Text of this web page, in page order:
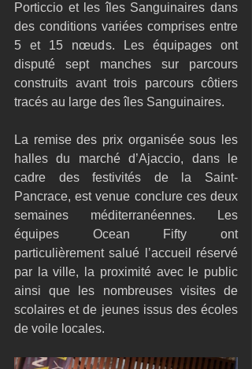
Porticcio et les îles Sanguinaires dans
des conditions variées comprises entre
5 et 15 nœuds. Les équipages ont
disputé sept manches sur parcours
construits avant trois parcours côtiers
tracés au large des îles Sanguinaires.
La remise des prix organisée sous les
halles du marché d’Ajaccio, dans le
cadre des festivités de la Saint-
Pancrace, est venue conclure ces deux
semaines méditerranéennes. Les
équipes Ocean Fifty ont
particulièrement salué l’accueil réservé
par la ville, la proximité avec le public
ainsi que les nombreuses visites de
scolaires et de jeunes issus des écoles
de voile locales.